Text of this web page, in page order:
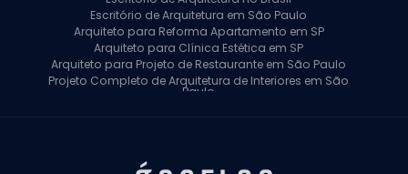
Escritório de Arquitetura em São Paulo
Arquiteto para Reforma Apartamento em SP
Arquiteto para Clínica Estética em SP
Arquiteto para Projeto de Restaurante em São Paulo
Projeto Completo de Arquitetura de Interiores em São
Paulo
Arquiteto para Projeto Comercial em São Paulo